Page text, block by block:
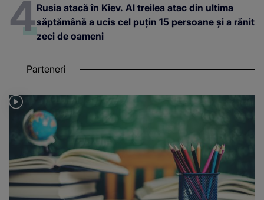
Rusia atacă în Kiev. Al treilea atac din ultima
săptămână a ucis cel puțin 15 persoane și a rănit
zeci de oameni
Parteneri